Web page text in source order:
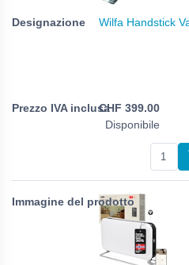
Wilfa Handstick
CHF 399.00
Disponibile